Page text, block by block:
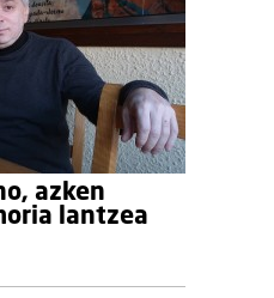
azken
lantzea